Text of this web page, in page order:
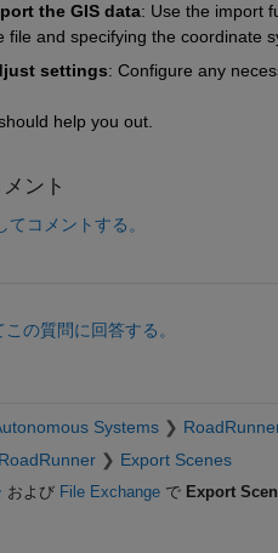
the GIS data: Use the import
file and specifying the coordinate
settings: Configure any
help you out.
ント
てコメントする。
の質問に回答する。
Systems
RoadRunner Export Scenes
および File Exchangeで Export